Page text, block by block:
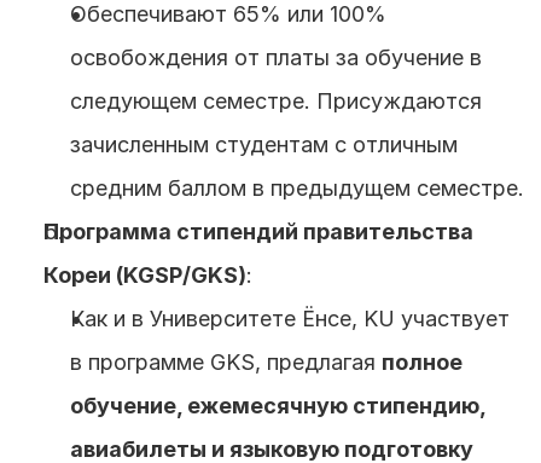
Обеспечивают 65% или 100%
освобождения от платы за обучение в
следующем семестре. Присуждаются
зачисленным студентам с отличным
средним баллом в предыдущем семестре.
Программа стипендий правительства
Кореи (KGSP/GKS):
Как и в Университете Ёнсе, KU участвует
в программе GKS, предлагая полное
обучение, ежемесячную стипендию,
авиабилеты и языковую подготовку